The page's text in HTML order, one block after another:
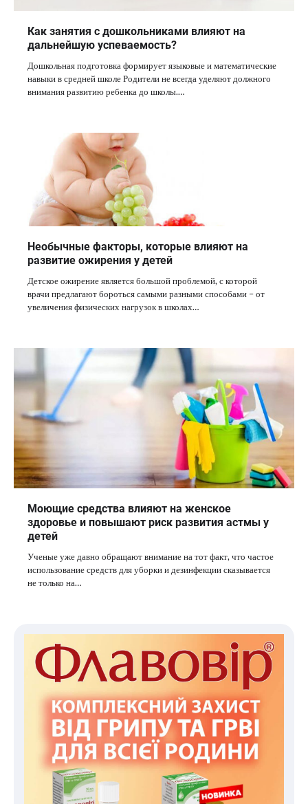
Как занятия с дошкольниками влияют на
дальнейшую успеваемость?
Дошкольная подготовка формирует языковые и математические
навыки в средней школе Родители не всегда уделяют должного
внимания развитию ребенка до школы.…
Необычные факторы, которые влияют на
развитие ожирения у детей
Детское ожирение является большой проблемой, с которой
врачи предлагают бороться самыми разными способами – от
увеличения физических нагрузок в школах…
Моющие средства влияют на женское
здоровье и повышают риск развития астмы у
детей
Ученые уже давно обращают внимание на тот факт, что частое
использование средств для уборки и дезинфекции сказывается
не только на…